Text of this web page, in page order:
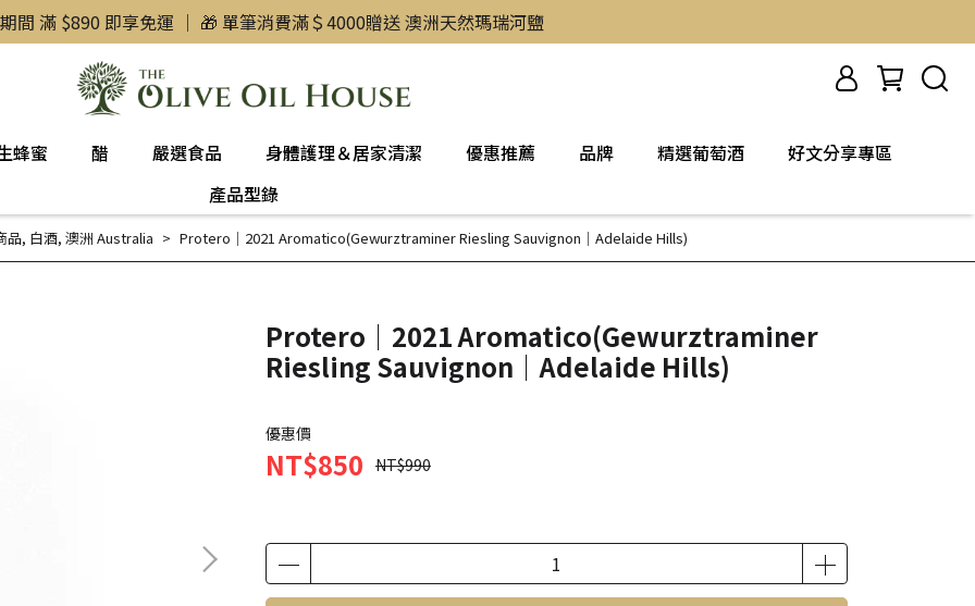
間 滿 $890 即享免運 ｜ 🎁 單筆消費滿＄4000贈送 澳洲天然瑪瑞河鹽
蜂蜜 醋 嚴選食品 身體護理＆居家清潔 優惠推薦 品牌 精選葡萄酒
好文分享專區
產品型錄
品, 白酒, 澳洲 Australia Protero｜2021 Aromatico(Gewurztraminer Riesling Sauvignon｜Adelaide Hills)
Protero｜2021 Aromatico(Gewurztraminer
Riesling Sauvignon｜Adelaide Hills)
優惠價
NT$850 NT$990